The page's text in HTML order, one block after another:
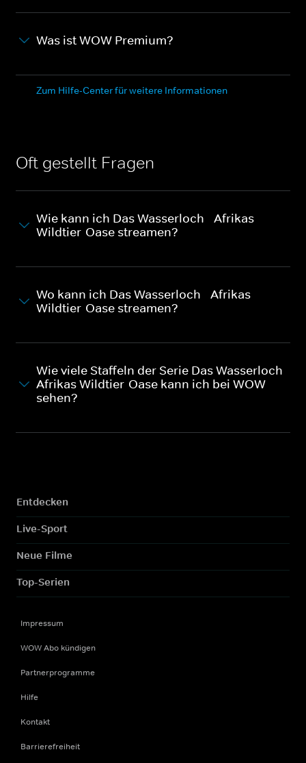
Was ist WOW Premium?
Zum Hilfe-Center für weitere Informationen
Oft gestellt Fragen
Wie kann ich Das Wasserloch - Afrikas
Wildtier-Oase streamen?
Wo kann ich Das Wasserloch - Afrikas
Wildtier-Oase streamen?
Wie viele Staffeln der Serie Das Wasserloch -
Afrikas Wildtier-Oase kann ich bei WOW
sehen?
Entdecken
Live-Sport
Neue Filme
Top-Serien
Impressum
WOW Abo kündigen
Partnerprogramme
Hilfe
Kontakt
Barrierefreiheit